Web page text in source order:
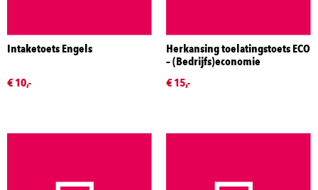
Intaketoets Engels
€ 10,-
Herkansing toelatingstoets ECO
– (Bedrijfs)economie
€ 15,-